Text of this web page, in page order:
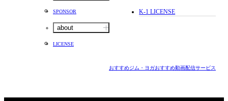
SPONSOR
about
LICENSE
K-1 LICENSE
おすすめジム・ヨガおすすめ動画配信サービス